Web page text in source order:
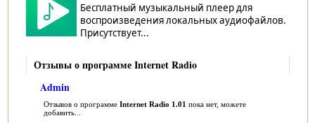
Бесплатный музыкальный плеер для
воспроизведения локальных аудиофайлов.
Присутствует...
Отзывы о программе Internet Radio
Admin
Отзывов о программе Internet Radio 1.01 пока нет, можете
добавить...